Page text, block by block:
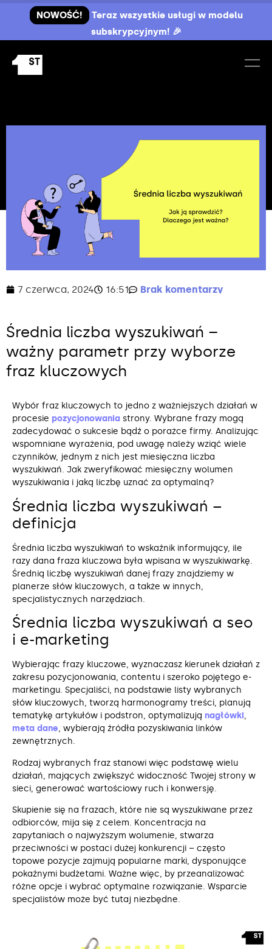
NOWOŚĆ!
Teraz wszystkie usługi w modelu
subskrypcyjnym! 🎉
7 czerwca, 2024 16:51 Brak komentarzy
Średnia liczba wyszukiwań –
ważny parametr przy wyborze
fraz kluczowych
Wybór fraz kluczowych to jedno z ważniejszych działań w
procesie pozycjonowania strony. Wybrane frazy mogą
zadecydować o sukcesie bądź o porażce firmy. Analizując
wspomniane wyrażenia, pod uwagę należy wziąć wiele
czynników, jednym z nich jest miesięczna liczba
wyszukiwań. Jak zweryfikować miesięczny wolumen
wyszukiwania i jaką liczbę uznać za optymalną?
Średnia liczba wyszukiwań –
definicja
Średnia liczba wyszukiwań to wskaźnik informujący, ile
razy dana fraza kluczowa była wpisana w wyszukiwarkę.
Średnią liczbę wyszukiwań danej frazy znajdziemy w
planerze słów kluczowych, a także w innych,
specjalistycznych narzędziach.
Średnia liczba wyszukiwań a seo
i e-marketing
Wybierając frazy kluczowe, wyznaczasz kierunek działań z
zakresu pozycjonowania, contentu i szeroko pojętego e-
marketingu. Specjaliści, na podstawie listy wybranych
słów kluczowych, tworzą harmonogramy treści, planują
tematykę artykułów i podstron, optymalizują nagłówki,
meta dane, wybierają źródła pozyskiwania linków
zewnętrznych.
Rodzaj wybranych fraz stanowi więc podstawę wielu
działań, mających zwiększyć widoczność Twojej strony w
sieci, generować wartościowy ruch i konwersję.
Skupienie się na frazach, które nie są wyszukiwane przez
odbiorców, mija się z celem. Koncentracja na
zapytaniach o najwyższym wolumenie, stwarza
przeciwności w postaci dużej konkurencji – często
topowe pozycje zajmują popularne marki, dysponujące
pokaźnymi budżetami. Ważne więc, by przeanalizować
różne opcje i wybrać optymalne rozwiązanie. Wsparcie
specjalistów może być tutaj niezbędne.